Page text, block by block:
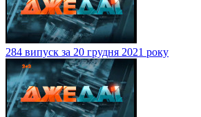
284 випуск за 20 грудня 2021 року